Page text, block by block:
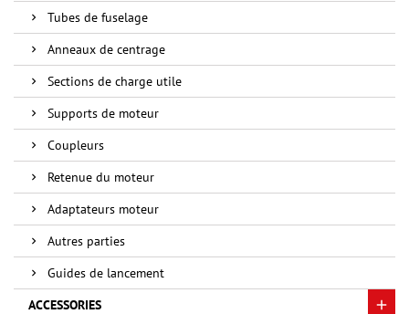
Tubes de fuselage
Anneaux de centrage
Sections de charge utile
Supports de moteur
Coupleurs
Retenue du moteur
Adaptateurs moteur
Autres parties
Guides de lancement
ACCESSORIES